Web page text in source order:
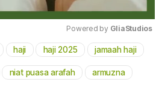
Mute
Powered by GliaStudios
haji haji 2025 jamaah haji
niat puasa arafah armuzna